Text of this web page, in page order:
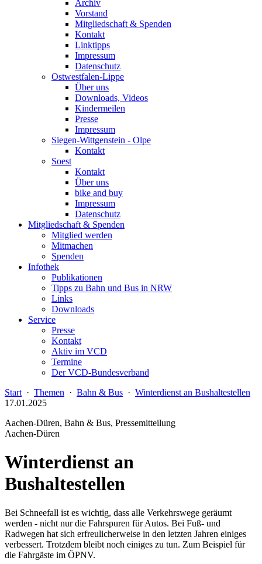
Archiv
Vorstand
Mitgliedschaft & Spenden
Kontakt
Linktipps
Impressum
Datenschutz
Ostwestfalen-Lippe
Über uns
Downloads, Videos
Kindermeilen
Presse
Impressum
Siegen-Wittgenstein - Olpe
Kontakt
Soest
Kontakt
Über uns
bike and buy
Impressum
Datenschutz
Mitgliedschaft & Spenden
Mitglied werden
Mitmachen
Spenden
Infothek
Publikationen
Tipps zu Bahn und Bus in NRW
Links
Downloads
Service
Presse
Kontakt
Aktiv im VCD
Termine
Der VCD-Bundesverband
Start · Themen · Bahn & Bus · Winterdienst an Bushaltestellen
17.01.2025
Aachen-Düren, Bahn & Bus, Pressemitteilung
Aachen-Düren
Winterdienst an
Bushaltestellen
Bei Schneefall ist es wichtig, dass alle Verkehrswege geräumt
werden - nicht nur die Fahrspuren für Autos. Bei Fuß- und
Radwegen hat sich erfreulicherweise in den letzten Jahren einiges
verbessert. Trotzdem bleibt noch einiges zu tun. Zum Beispiel für
die Fahrgäste im ÖPNV.